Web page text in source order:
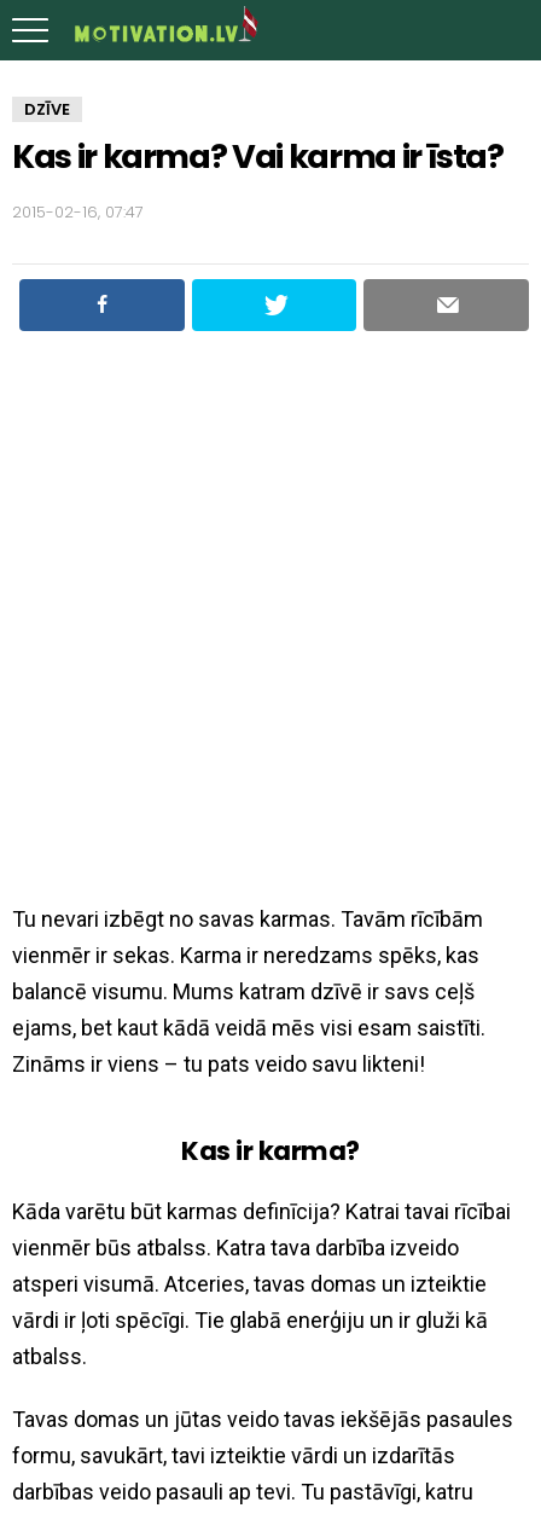
DZĪVE
Kas ir karma? Vai karma ir īsta?
2015-02-16, 07:47
Tu nevari izbēgt no savas karmas. Tavām rīcībām
vienmēr ir sekas. Karma ir neredzams spēks, kas
balancē visumu. Mums katram dzīvē ir savs ceļš
ejams, bet kaut kādā veidā mēs visi esam saistīti.
Zināms ir viens – tu pats veido savu likteni!
Kas ir karma?
Kāda varētu būt karmas definīcija? Katrai tavai rīcībai
vienmēr būs atbalss. Katra tava darbība izveido
atsperi visumā. Atceries, tavas domas un izteiktie
vārdi ir ļoti spēcīgi. Tie glabā enerģiju un ir gluži kā
atbalss.
Tavas domas un jūtas veido tavas iekšējās pasaules
formu, savukārt, tavi izteiktie vārdi un izdarītās
darbības veido pasauli ap tevi. Tu pastāvīgi, katru